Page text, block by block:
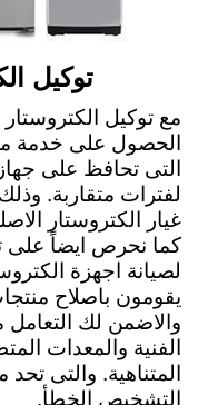
توكيل
الحصول على خدمة
التى تحافظ على
لفترات متقاربة.
غيار الكتروستار
كما نحرص ايضاً على
لصيانة اجهزة
يقومون باصلاح
والاضمن لك التعامل
الفنية والمعدات
المتناهية. والتى
التشخيص الخطأ.